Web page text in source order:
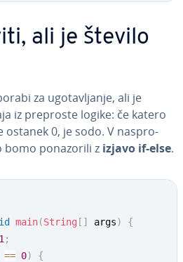
ali je število
za ugo­ta­vlja­nje, ali je
iz preproste logike: če katero
ostanek 0, je sodo. V na­spro­
bomo po­na­zo­ri­li z izjavo if-else.
main(String [ ] args)
{
;
== 0)
{